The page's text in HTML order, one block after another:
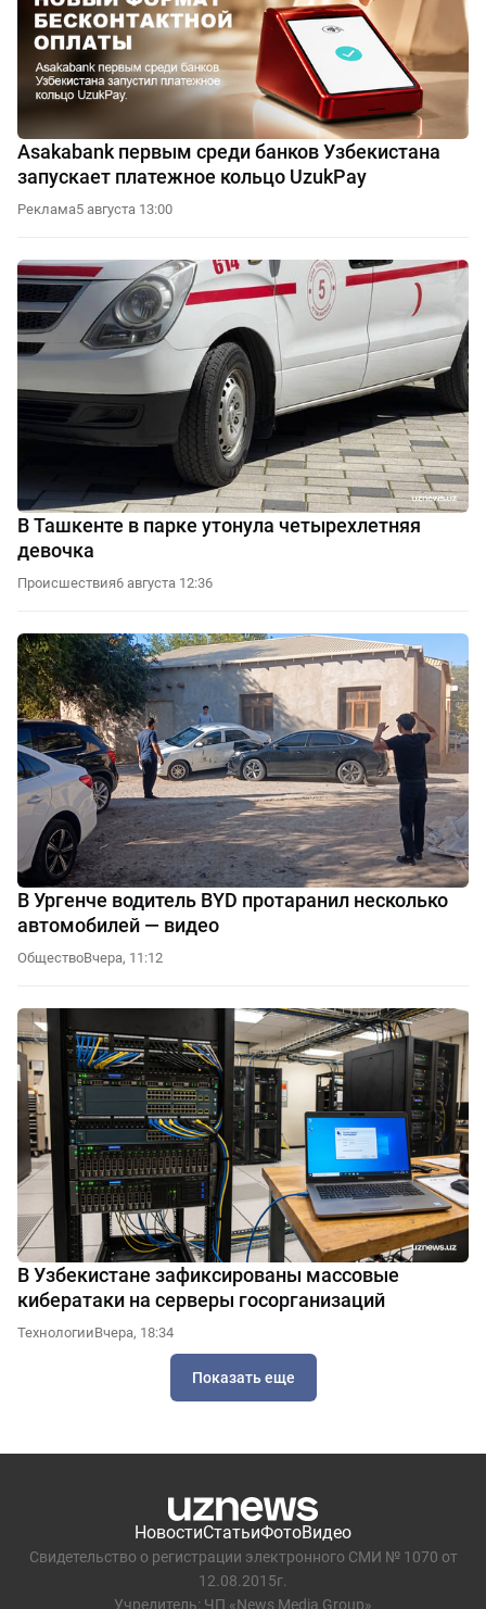
Asakabank первым среди банков Узбекистана
запускает платежное кольцо UzukPay
Реклама5 августа 13:00
В Ташкенте в парке утонула четырехлетняя
девочка
Происшествия6 августа 12:36
В Ургенче водитель BYD протаранил несколько
автомобилей — видео
ОбществоВчера, 11:12
В Узбекистане зафиксированы массовые
кибератаки на серверы госорганизаций
ТехнологииВчера, 18:34
Показать еще
НовостиСтатьиФотоВидео
Свидетельство о регистрации электронного СМИ № 1070 от
12.08.2015г.
Учредитель: ЧП «News Media Group»